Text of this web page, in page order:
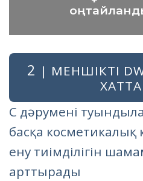
2 | МЕНШІКТІ
С дәрумені
басқа косметикалық
ену тиімділігін
арттырады